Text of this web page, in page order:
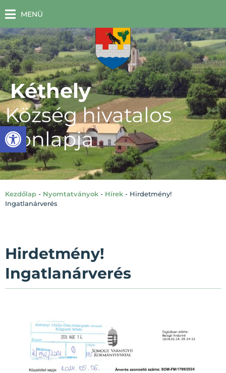
Eszköztár megnyitása
MENÜ
Kéthely
Község hivatalos
honlapja
Kezdőlap - Nyomtatványok - Hírek - Hirdetmény!
Ingatlanárverés
Hirdetmény!
Ingatlanárverés